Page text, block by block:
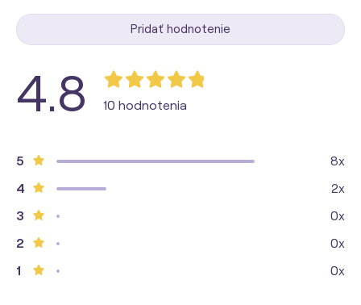
Pridať hodnotenie
4.8 10 hodnotenia
5
8x
4
2x
3
0x
2
0x
1
0x